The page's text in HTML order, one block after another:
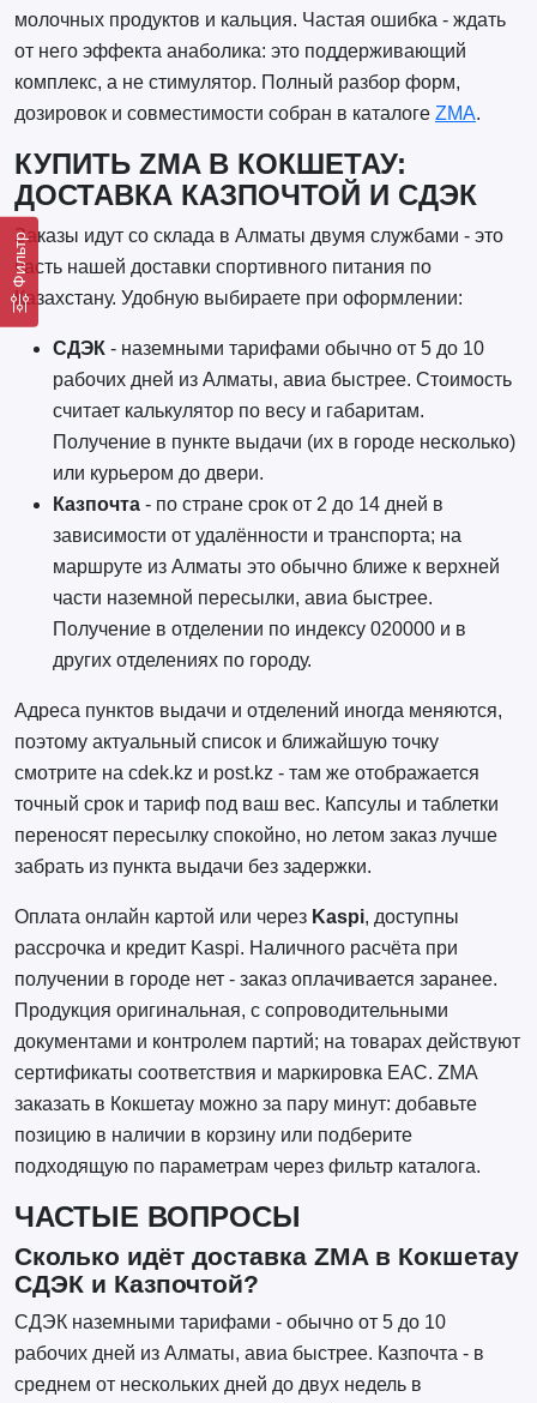
Фильтр
молочных продуктов и кальция. Частая ошибка - ждать
от него эффекта анаболика: это поддерживающий
комплекс, а не стимулятор. Полный разбор форм,
дозировок и совместимости собран в каталоге ZMA.
КУПИТЬ ZMA В КОКШЕТАУ:
ДОСТАВКА КАЗПОЧТОЙ И СДЭК
Заказы идут со склада в Алматы двумя службами - это
часть нашей доставки спортивного питания по
Казахстану. Удобную выбираете при оформлении:
СДЭК- наземными тарифами обычно от 5 до 10
рабочих дней из Алматы, авиа быстрее. Стоимость
считает калькулятор по весу и габаритам.
Получение в пункте выдачи (их в городе несколько)
или курьером до двери.
Казпочта- по стране срок от 2 до 14 дней в
зависимости от удалённости и транспорта; на
маршруте из Алматы это обычно ближе к верхней
части наземной пересылки, авиа быстрее.
Получение в отделении по индексу 020000 и в
других отделениях по городу.
Адреса пунктов выдачи и отделений иногда меняются,
поэтому актуальный список и ближайшую точку
смотрите на cdek.kz и post.kz - там же отображается
точный срок и тариф под ваш вес. Капсулы и таблетки
переносят пересылку спокойно, но летом заказ лучше
забрать из пункта выдачи без задержки.
Оплата онлайн картой или через Kaspi, доступны
рассрочка и кредит Kaspi. Наличного расчёта при
получении в городе нет - заказ оплачивается заранее.
Продукция оригинальная, с сопроводительными
документами и контролем партий; на товарах действуют
сертификаты соответствия и маркировка EAC. ZMA
заказать в Кокшетау можно за пару минут: добавьте
позицию в наличии в корзину или подберите
подходящую по параметрам через фильтр каталога.
ЧАСТЫЕ ВОПРОСЫ
Сколько идёт доставка ZMA в Кокшетау
СДЭК и Казпочтой?
СДЭК наземными тарифами - обычно от 5 до 10
рабочих дней из Алматы, авиа быстрее. Казпочта - в
среднем от нескольких дней до двух недель в